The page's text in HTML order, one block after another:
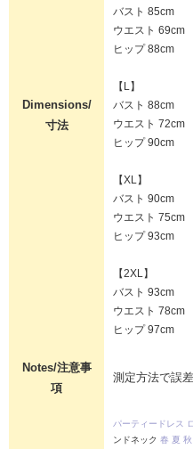
Dimensions/
寸法
バスト 85cm
ウエスト 69cm
ヒップ 88cm
【L】
バスト 88cm
ウエスト 72cm
ヒップ 90cm
【XL】
バスト 90cm
ウエスト 75cm
ヒップ 93cm
【2XL】
バスト 93cm
ウエスト 78cm
ヒップ 97cm
Notes/注意事
項
測定方法で誤
パーティードレス
ンドネック 春 夏 秋